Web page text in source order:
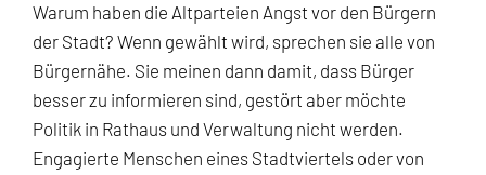
Warum haben die Altparteien Angst vor den Bürgern
der Stadt? Wenn gewählt wird, sprechen sie alle von
Bürgernähe. Sie meinen dann damit, dass Bürger
besser zu informieren sind, gestört aber möchte
Politik in Rathaus und Verwaltung nicht werden.
Engagierte Menschen eines Stadtviertels oder von